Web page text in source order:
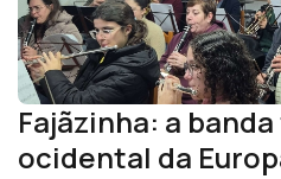
Fajãzinha: a
ocidental da